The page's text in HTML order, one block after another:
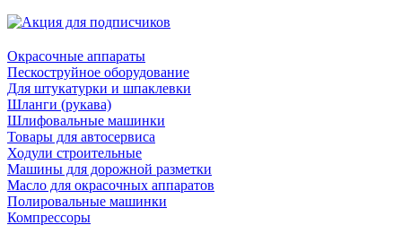
Окрасочные аппараты
Пескоструйное оборудование
Для штукатурки и шпаклевки
Шланги (рукава)
Шлифовальные машинки
Товары для автосервиса
Ходули строительные
Машины для дорожной разметки
Масло для окрасочных аппаратов
Полировальные машинки
Компрессоры